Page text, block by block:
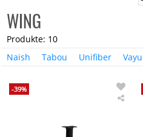
WING
Produkte: 10
Naish
Tabou Unifiber Vayu
-39%